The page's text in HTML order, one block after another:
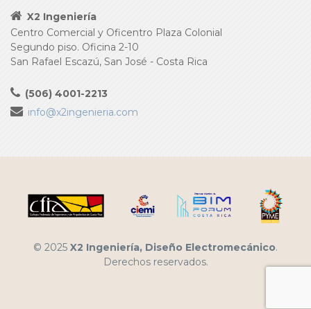
X2 Ingeniería
Centro Comercial y Oficentro Plaza Colonial
Segundo piso. Oficina 2-10
San Rafael Escazú, San José - Costa Rica
(506) 4001-2213
info@x2ingenieria.com
© 2025 X2 Ingeniería, Diseño Electromecánico.
Derechos reservados.